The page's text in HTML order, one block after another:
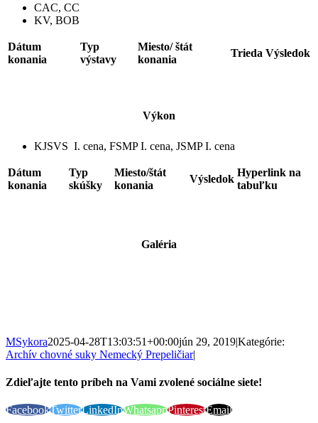
CAC, CC
KV, BOB
Dátum
konania
Typ
výstavy
Miesto/ štát
konania
Trieda Výsledok
Výkon
KJSVS I. cena, FSMP I. cena, JSMP I. cena
Dátum
konania
Typ
skúšky
Miesto/štát
konania
Výsledok
Hyperlink na
tabuľku
Galéria
MSykora2025-04-28T13:03:51+00:00jún 29, 2019|Kategórie:
Archív chovné suky Nemecký Prepeličiar|
Zdieľajte tento príbeh na Vami zvolené sociálne siete!
FacebookTwitterLinkedInWhatsappPinterestEmail